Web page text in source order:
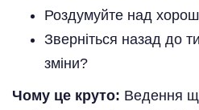
Роздумуйте над
Зверніться назад до
зміни?
Чому це круто: Ведення